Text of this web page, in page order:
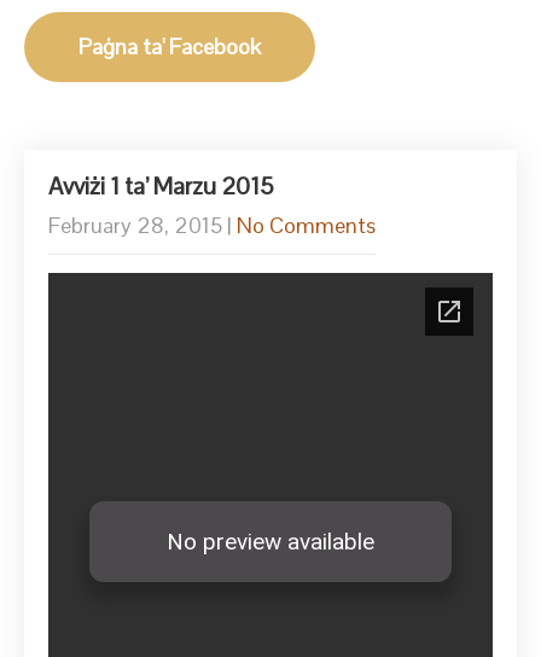
Paġna ta' Facebook
Avviżi 1 ta’ Marzu 2015
February 28, 2015 | No Comments